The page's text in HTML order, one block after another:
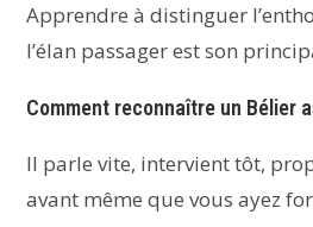
Apprendre à distinguer
l’élan passager est son
Comment reconnaître un Bélier
Il parle vite, intervient tôt,
avant même que vous ayez